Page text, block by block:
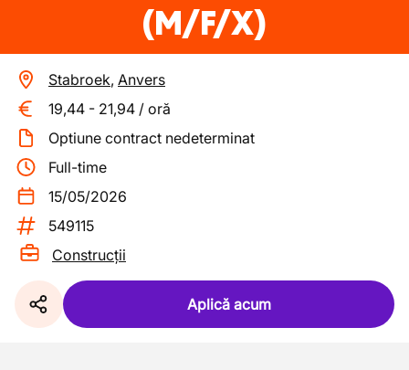
(M/F/X)
Stabroek, Anvers
19,44 - 21,94 / oră
Optiune contract nedeterminat
Full-time
15/05/2026
549115
Construcții
Aplică acum